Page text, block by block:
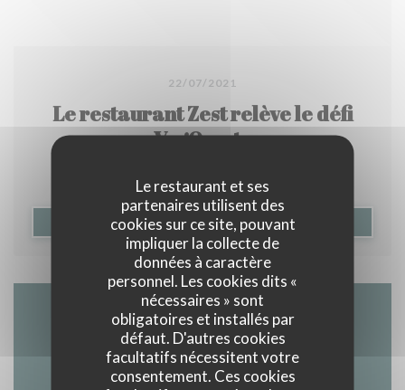
Le restaurant et ses
partenaires utilisent des
cookies sur ce site, pouvant
impliquer la collecte de
données à caractère
personnel. Les cookies dits «
nécessaires » sont
obligatoires et installés par
défaut. D'autres cookies
facultatifs nécessitent votre
consentement. Ces cookies
22/07/2021
Le restaurant Zest relève le défi
VegOresto
LIRE L'ARTICLE((OUVRE UNE NOUVELLE
Accès/Contact